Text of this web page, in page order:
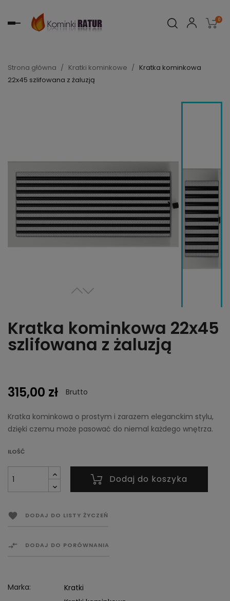
Toggle 0
Strona główna Kratki kominkowe
Kratka kominkowa
22x45 szlifowana z żaluzją
Kratka kominkowa 22x45
szlifowana z żaluzją
315,00 zł Brutto
Kratka kominkowa o prostym i zarazem eleganckim stylu,
dzięki czemu może pasować do niemal każdego wnętrza.
ILOŚĆ
Dodaj do koszyka
 DODAJ DO LISTY ŻYCZEŃ
 DODAJ DO PORÓWNANIA
Marka:
Kratki